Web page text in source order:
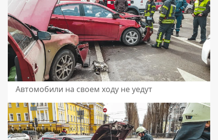
Автомобили на своем ходу не уедут